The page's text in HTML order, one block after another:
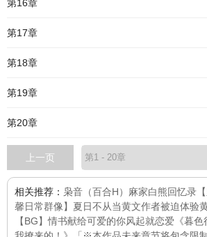
第16章
第17章
第18章
第19章
第20章
上一页
相关推荐： 枭音（百合H） 麻家白熊回忆录
馨日常群像】 夏日不从当黄文作者被迫体验
【BG】情书献给可爱的你风起就恋爱 《暮